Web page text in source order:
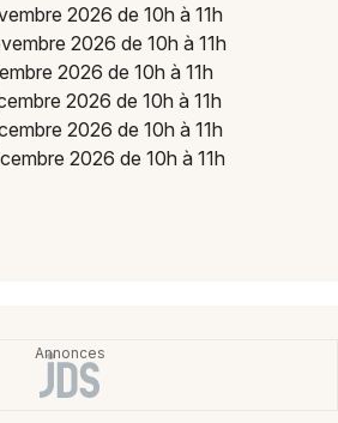
Je m'abonne
2026 de 10h à 11h
2026 de 10h à 11h
2026 de 10h à 11h
2026 de 10h à 11h
2026 de 10h à 11h
2026 de 10h à 11h